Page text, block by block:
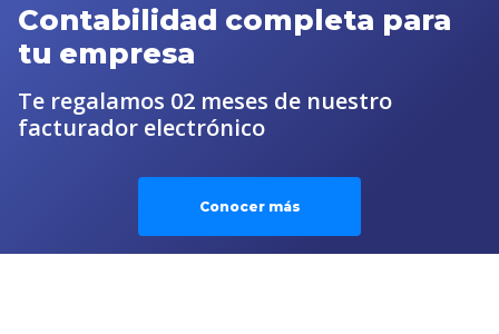
Contabilidad completa para
tu empresa
Te regalamos 02 meses de nuestro
facturador electrónico
Conocer más